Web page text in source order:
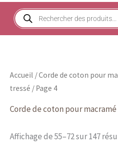
Recherche
de
produits
Accueil /Corde de coton pour
tressé / Page 4
Corde de coton pour
Affichage de 55–72 sur 147